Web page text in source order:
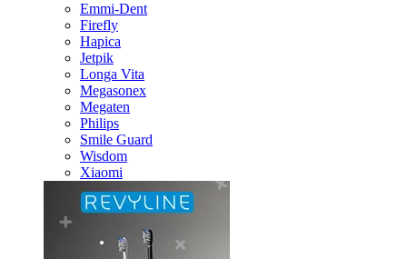
Emmi-Dent
Firefly
Hapica
Jetpik
Longa Vita
Megasonex
Megaten
Philips
Smile Guard
Wisdom
Xiaomi